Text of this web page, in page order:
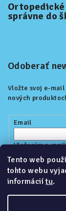
Tento web
tohto webu
informáciítu.
správne do
Odoberať
Vložte svoj e-
nových
Email
Vložením e-
osobných údajov
Prihlásiť sa